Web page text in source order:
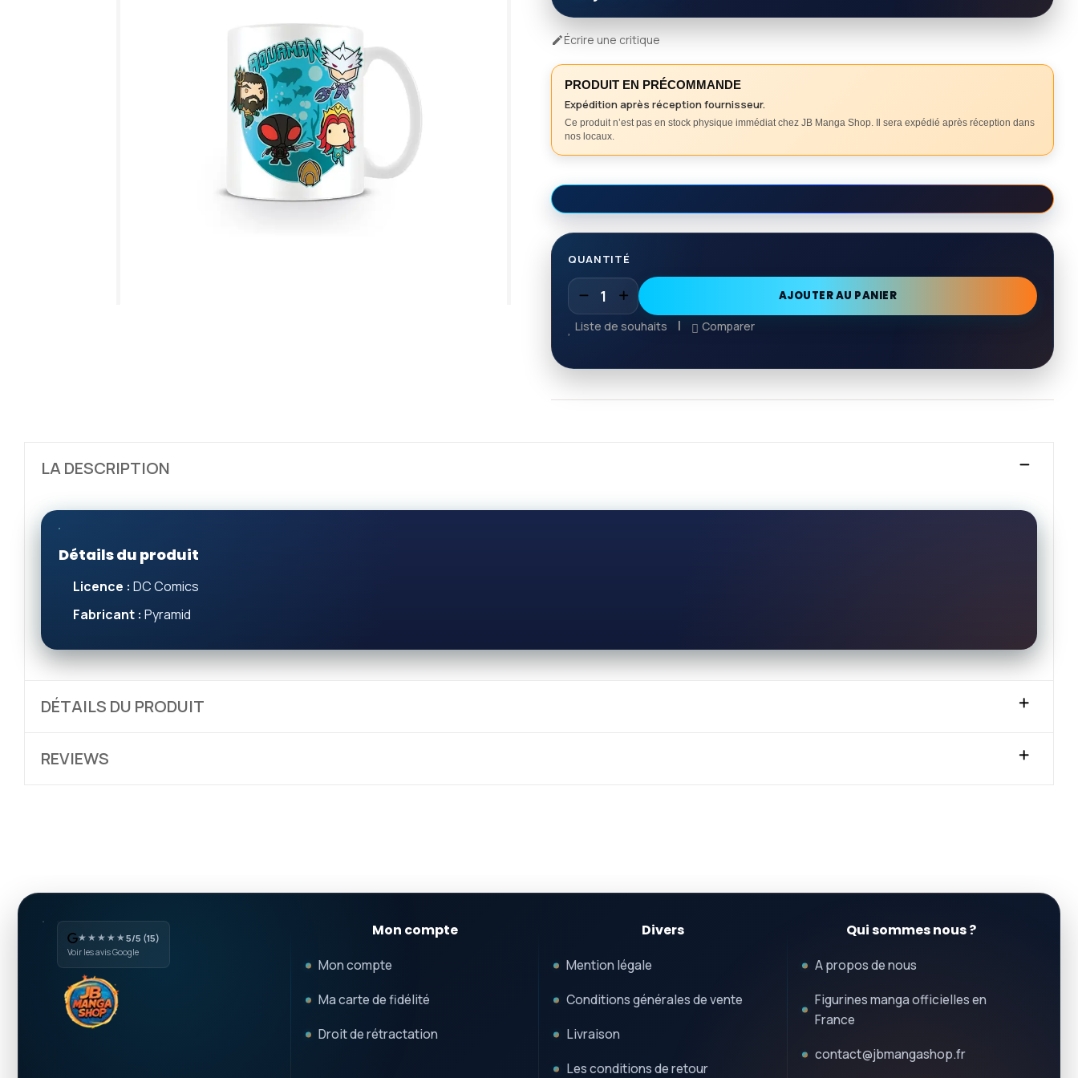
Écrire une critique
PRODUIT EN PRÉCOMMANDE
Expédition après réception fournisseur.
Ce produit n’est pas en stock physique immédiat chez JB Manga Shop. Il sera expédié après réception dans
nos locaux.
QUANTITÉ
AJOUTER AU PANIER
Liste de souhaits
Comparer
LA DESCRIPTION
Détails du produit
Licence : DC Comics
Fabricant : Pyramid
DÉTAILS DU PRODUIT
REVIEWS
★★★★★5/5 (15)
Voir les avis Google
Mon compte
Mon compte
Ma carte de fidélité
Droit de rétractation
Divers
Mention légale
Conditions générales de vente
Livraison
Les conditions de retour
Qui sommes nous ?
A propos de nous
Figurines manga officielles en
France
contact@jbmangashop.fr